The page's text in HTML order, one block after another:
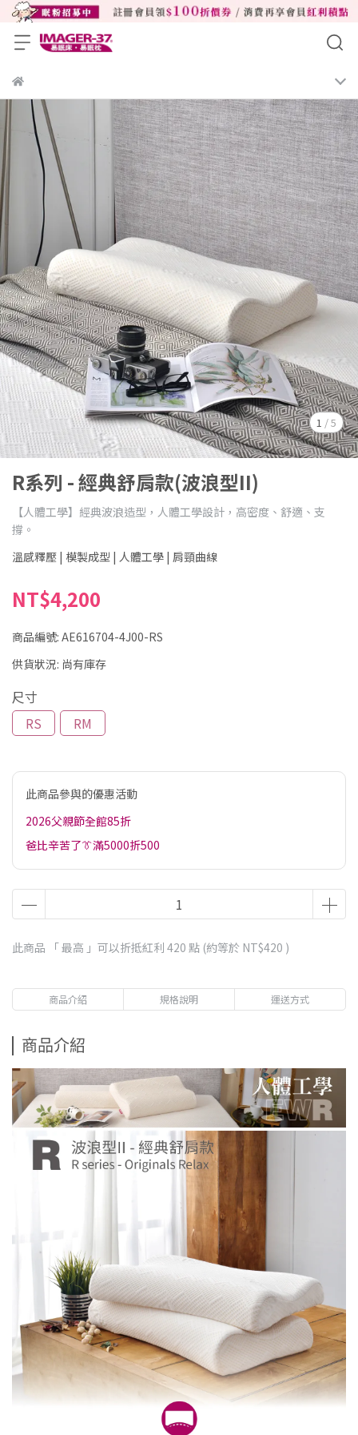
1 /5
R系列 - 經典舒肩款(波浪型II)
【人體工學】經典波浪造型，人體工學設計，高密度、舒適、支
撐。
溫感釋壓 | 模製成型 | 人體工學 | 肩頸曲線
NT$4,200
商品編號: AE616704-4J00-RS
供貨狀況: 尚有庫存
尺寸
RS
RM
此商品參與的優惠活動
2026父親節全館85折
爸比辛苦了👔滿5000折500
此商品 「 最高 」可以折抵紅利 420 點 (約等於 NT$420 )
商品介紹 規格說明 運送方式
商品介紹